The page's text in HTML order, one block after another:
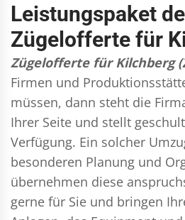
Leistungspaket
Zügelofferte für
Zügelofferte für Kilchberg
Firmen und
müssen, dann steht die
Ihrer Seite und stellt
Verfügung. Ein solcher
besonderen Planung und
übernehmen diese
gerne für Sie und bringen